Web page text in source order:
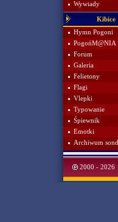
Wywiady
Kibice
Hymn Pogoni
PogońM@NIA
Forum
Galeria
Felietony
Flagi
Vlepki
Typowanie
Śpiewnik
Emotki
Archiwum sond
2000 - 2026